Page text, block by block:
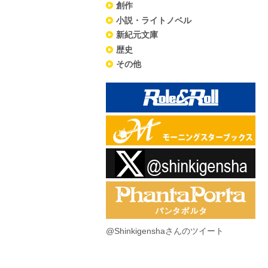
創作
小説・ライトノベル
新紀元文庫
歴史
その他
@Shinkigenshaさんのツイート